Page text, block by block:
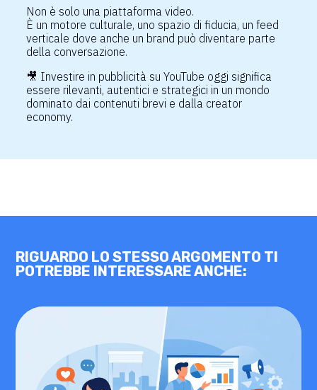
Non è solo una piattaforma video.
È un motore culturale, uno spazio di fiducia, un feed
verticale dove anche un brand può diventare parte
della conversazione.
🎥 Investire in pubblicità su YouTube oggi significa
essere rilevanti, autentici e strategici in un mondo
dominato dai contenuti brevi e dalla creator
economy.
RIGUARDO LO STESSO ARGOMENTO TI
POTREBBE INTERESSARE ANCHE: